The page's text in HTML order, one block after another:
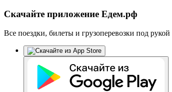
Скачайте приложение Едем.рф
Все поездки, билеты и грузоперевозки под рукой